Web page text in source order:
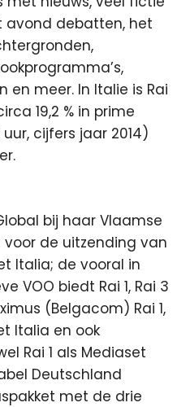
debatten, het
en meer. In Italie is Rai
19,2 % in prime
cijfers jaar 2014)
bij haar Vlaamse
de uitzending van
Italia; de vooral in
VOO biedt Rai 1, Rai 3
(Belgacom) Rai 1,
Italia en ook
Rai 1 als Mediaset
Deutschland
met de drie